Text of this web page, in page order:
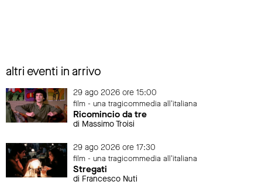
altri eventi in arrivo
29 ago 2026 ore 15:00
film - una tragicommedia all'italiana
Ricomincio da tre
di Massimo Troisi
29 ago 2026 ore 17:30
film - una tragicommedia all'italiana
Stregati
di Francesco Nuti